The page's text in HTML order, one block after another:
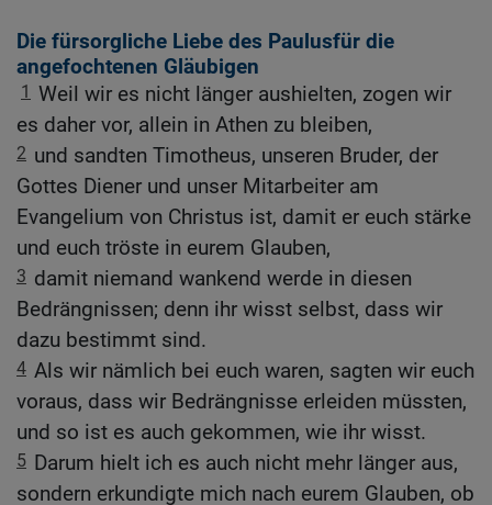
Die fürsorgliche Liebe des Paulusfür die
angefochtenen Gläubigen
1 Weil wir es nicht länger aushielten, zogen wir
es daher vor, allein in Athen zu bleiben,
2 und sandten Timotheus, unseren Bruder, der
Gottes Diener und unser Mitarbeiter am
Evangelium von Christus ist, damit er euch stärke
und euch tröste in eurem Glauben,
3 damit niemand wankend werde in diesen
Bedrängnissen; denn ihr wisst selbst, dass wir
dazu bestimmt sind.
4 Als wir nämlich bei euch waren, sagten wir euch
voraus, dass wir Bedrängnisse erleiden müssten,
und so ist es auch gekommen, wie ihr wisst.
5 Darum hielt ich es auch nicht mehr länger aus,
sondern erkundigte mich nach eurem Glauben, ob